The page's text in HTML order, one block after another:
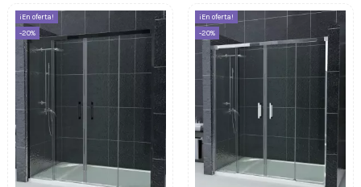
¡En oferta!
-20%
¡En oferta!
-20%